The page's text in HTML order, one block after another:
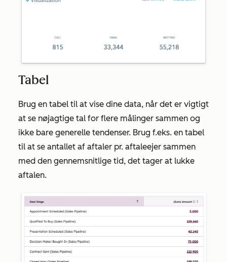
Tabel
Brug en tabel til at vise dine data, når det er vigtigt
at se nøjagtige tal for flere målinger sammen og
ikke bare generelle tendenser. Brug f.eks. en tabel
til at se antallet af aftaler pr. aftaleejer sammen
med den gennemsnitlige tid, det tager at lukke
aftalen.